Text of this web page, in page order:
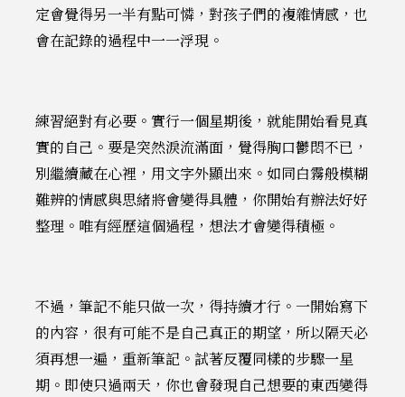
定會覺得另一半有點可憐，對孩子們的複雜情感，也
會在記錄的過程中一一浮現。
練習絕對有必要。實行一個星期後，就能開始看見真
實的自己。要是突然淚流滿面，覺得胸口鬱悶不已，
別繼續藏在心裡，用文字外顯出來。如同白霧般模糊
難辨的情感與思緒將會變得具體，你開始有辦法好好
整理。唯有經歷這個過程，想法才會變得積極。
不過，筆記不能只做一次，得持續才行。一開始寫下
的內容，很有可能不是自己真正的期望，所以隔天必
須再想一遍，重新筆記。試著反覆同樣的步驟一星
期。即使只過兩天，你也會發現自己想要的東西變得